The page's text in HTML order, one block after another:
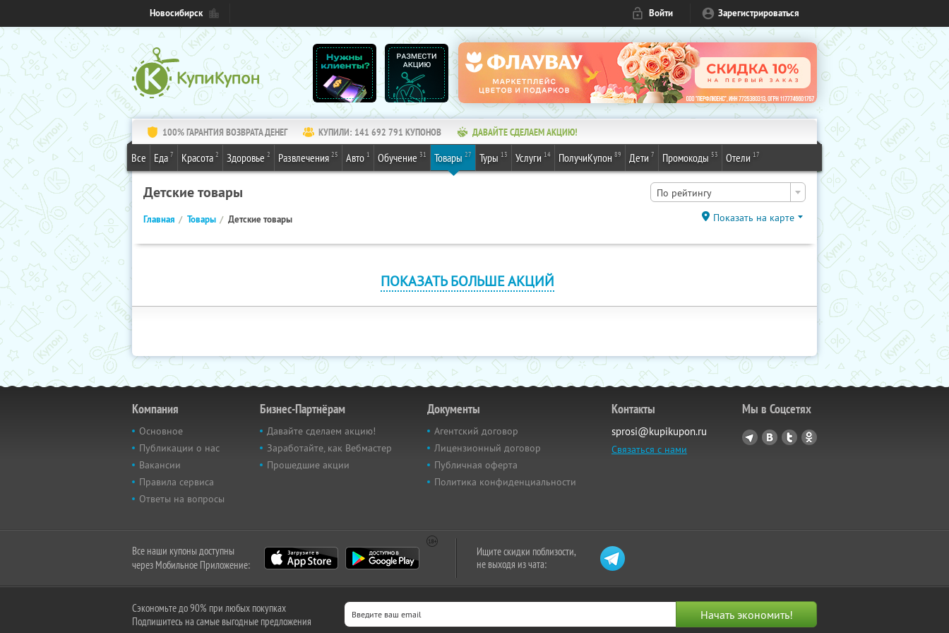
Новосибирск Войти Зарегистрироваться
100% ГАРАНТИЯ ВОЗВРАТА ДЕНЕГ КУПИЛИ: 141 692 791 КУПОНОВ ДАВАЙТЕ СДЕЛАЕМ АКЦИЮ!
Все Еда 7 Красота 2 Здоровье 2 Развлечения 25 Авто 1 Обучение 31 Товары 27 Туры 13 Услуги 14 ПолучиКупон 89 Дети 7 Промокоды 53 Отели 17
Детские товары По рейтингу
Главная Товары Детские товары Показать на карте
ПОКАЗАТЬ БОЛЬШЕ АКЦИЙ
Компания
Основное
Публикации о нас
Вакансии
Правила сервиса
Ответы на вопросы
Бизнес-Партнёрам
Давайте сделаем акцию!
Заработайте, как Вебмастер
Прошедшие акции
Документы
Агентский договор
Лицензионный договор
Публичная оферта
Политика конфиденциальности
Контакты
sprosi@kupikupon.ru
Связаться с нами
Мы в Соцсетях
Все наши купоны доступны
через Мобильное Приложение:
Ищите скидки поблизости,
не выходя из чата:
Сэкономьте до 90% при любых покупках
Подпишитесь на самые выгодные предложения